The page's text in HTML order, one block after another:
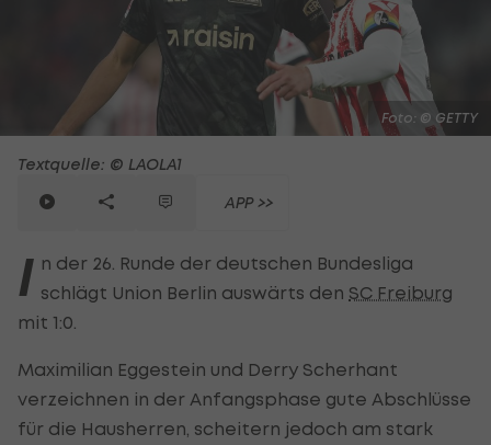
Foto: © GETTY
Textquelle: © LAOLA1
APP >>
I n der 26. Runde der deutschen Bundesliga
schlägt Union Berlin auswärts den SC Freiburg
mit 1:0.
Maximilian Eggestein und Derry Scherhant
verzeichnen in der Anfangsphase gute Abschlüsse
für die Hausherren, scheitern jedoch am stark